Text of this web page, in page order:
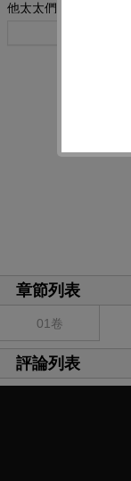
他太太們來到了一家
章節列表
01卷
評論列表